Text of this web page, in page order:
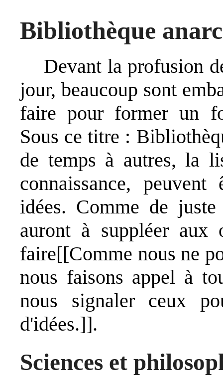
Bibliothèque
Devant la profusion
jour, beaucoup sont
faire pour former un
Sous ce titre :
de temps à autres, la
connaissance,
idées. Comme de
auront à suppléer aux
faire[[Comme nous ne
nous faisons appel à
nous signaler ceux
d'idées.]].
Sciences et